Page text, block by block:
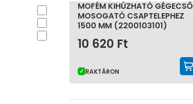
MOFÉM KIHÚZHATÓ GÉGECSŐ
MOSOGATÓ CSAPTELEPHEZ
1500 MM (2200103101)
10 620 Ft
RAKTÁRON